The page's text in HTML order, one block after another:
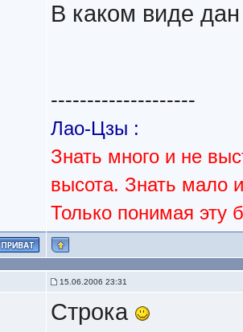
В каком виде
--------------------
Лао-Цзы :
Знать много и не
высота. Знать мало
Только понимая эту
15.06.2006 23:31
Строка